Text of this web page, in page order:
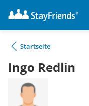
Startseite
Ingo Redlin